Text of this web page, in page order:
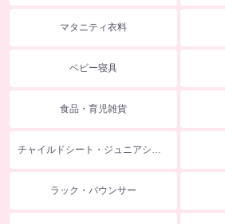
マタニティ衣料
ベビー寝具
食品・育児雑貨
ラック・バウンサー